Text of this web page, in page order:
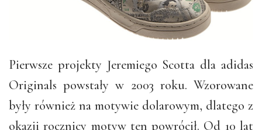
Pierwsze projekty Jeremiego Scotta dla adidas
Originals powstały w 2003 roku. Wzorowane
były również na motywie dolarowym, dlatego z
okazji rocznicy motyw ten powrócił. Od 10 lat